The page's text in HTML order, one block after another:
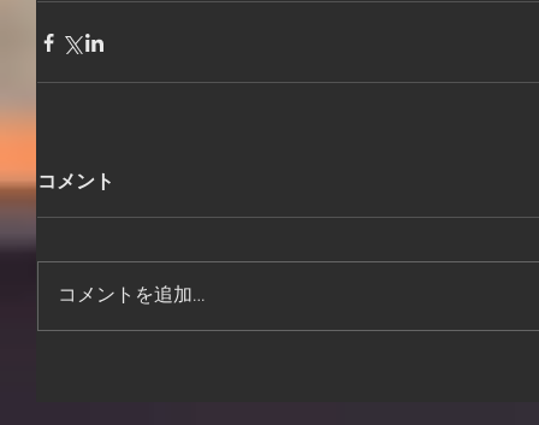
コメント
コメントを追加…